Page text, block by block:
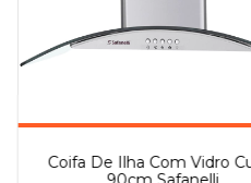
Coifa De Ilha Com Vidro